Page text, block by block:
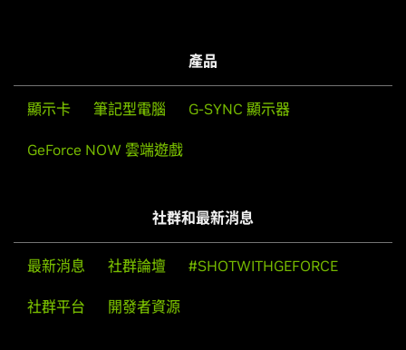
產品
顯示卡 筆記型電腦 G-SYNC 顯示器
GeForce NOW 雲端遊戲
社群和最新消息
最新消息 社群論壇 #SHOTWITHGEFORCE
社群平台 開發者資源